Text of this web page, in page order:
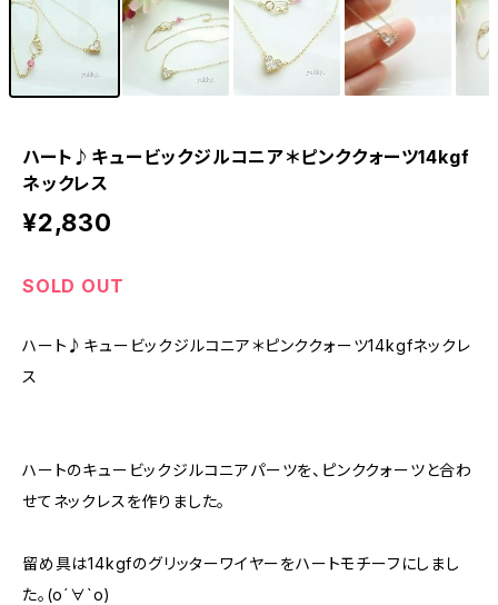
ハート♪キュービックジルコニア＊ピンククォーツ14kgf
ネックレス
¥2,830
SOLD OUT
ハート♪キュービックジルコニア＊ピンククォーツ14kgfネックレ
ス
ハートのキュービックジルコニアパーツを、ピンククォーツと合わ
せてネックレスを作りました。
留め具は14kgfのグリッターワイヤーをハートモチーフにしまし
た。(о´∀`о)